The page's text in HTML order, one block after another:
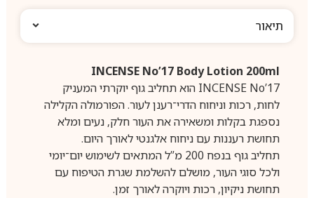
תיאור
INCENSE No’17 Body Lotion 200ml
INCENSE No’17 הוא תחליב גוף יוקרתי המעניק
לחות, רכות וניחוח הדרי־רענן לעור. הפורמולה הקלילה
נספגת בקלות ומשאירה את העור חלק, נעים ומלא
תחושת רעננות עם ניחוח אלגנטי לאורך היום.
תחליב גוף בנפח 200 מ”ל המתאים לשימוש יום־יומי
ולכל סוגי העור, מושלם להשלמת שגרת הטיפוח עם
תחושת ניקיון, רכות ויוקרה לאורך זמן.